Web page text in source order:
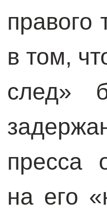
правого
в том,
след»
пресса
на его